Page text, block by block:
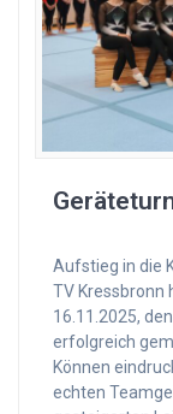
Aufstieg in die
TV Kressbronn
16.11.2025,
erfolgreich
Können
echten